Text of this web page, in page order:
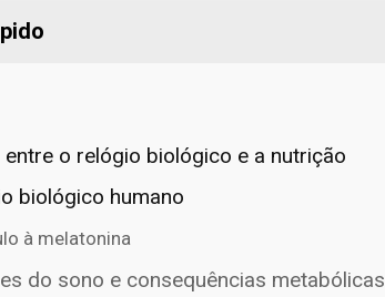
entre o relógio biológico e a nutrição
biológico humano
à melatonina
do sono e consequências metabólicas